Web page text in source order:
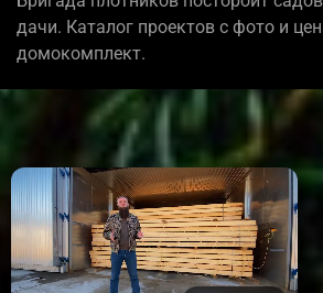
дачи. Каталог проектов с фото и
домокомплект.